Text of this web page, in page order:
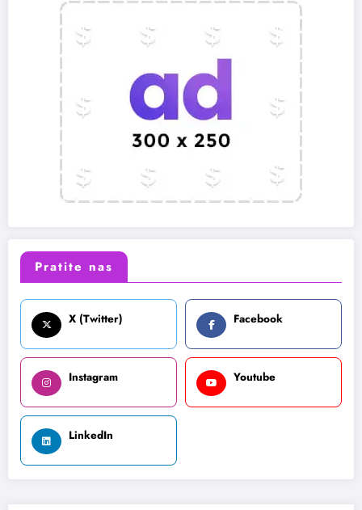
Pratite nas
X (Twitter) Facebook
Instagram Youtube
LinkedIn